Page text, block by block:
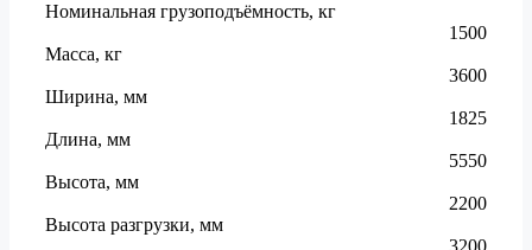
Номинальная грузоподъёмность, кг
1500
Масса, кг
3600
Ширина, мм
1825
Длина, мм
5550
Высота, мм
2200
Высота разгрузки, мм
3200